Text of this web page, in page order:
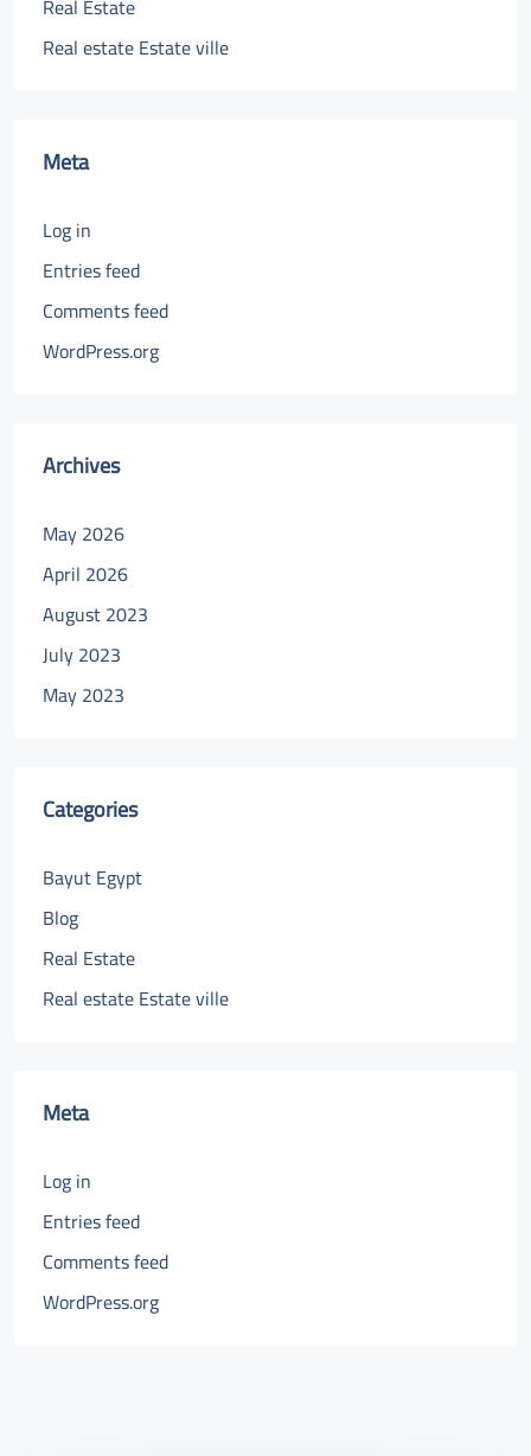
Real Estate
Real estate Estate ville
Meta
Log in
Entries feed
Comments feed
WordPress.org
Archives
May 2026
April 2026
August 2023
July 2023
May 2023
Categories
Bayut Egypt
Blog
Real Estate
Real estate Estate ville
Meta
Log in
Entries feed
Comments feed
WordPress.org